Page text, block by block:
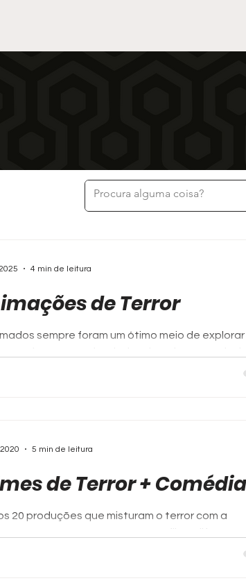
de Terror
sempre foram um ótimo meio de explorar
que seriam inviáveis ou impossíveis de
do...
4 min de leitura
de Terror + Comédia
20 produções que misturam o terror com a
você que está a procura um filme diferente
5 min de leitura